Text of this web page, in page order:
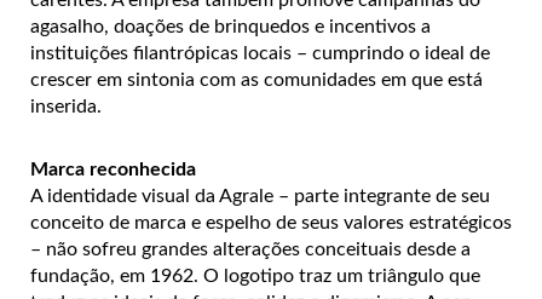
agasalho, doações de brinquedos e incentivos a
instituições filantrópicas locais – cumprindo o ideal de
crescer em sintonia com as comunidades em que está
inserida.
Marca reconhecida
A identidade visual da Agrale – parte integrante de seu
conceito de marca e espelho de seus valores estratégicos
– não sofreu grandes alterações conceituais desde a
fundação, em 1962. O logotipo traz um triângulo que